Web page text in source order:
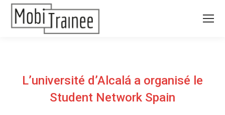
L’université d’Alcalá a organisé le
Student Network Spain